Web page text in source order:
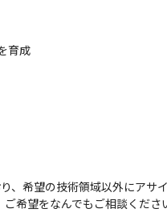
育成
、希望の技術領域以外にアサ
希望をなんでもご相談くださ